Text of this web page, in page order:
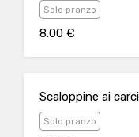
Solo pranzo
8.00 €
Scaloppine ai
Solo pranzo